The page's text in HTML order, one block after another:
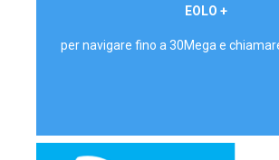
EOLO +
per navigare fino a 30Mega e